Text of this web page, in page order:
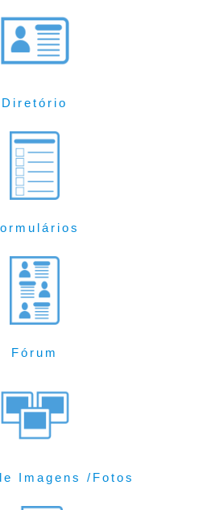
Diretório
Fórum
Imagens /Fotos